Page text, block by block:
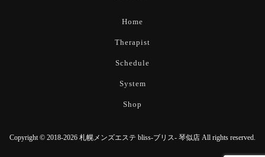
Home
Therapist
Schedule
System
Shop
Copyright © 2018-2026 札幌メンズエステ bliss-ブリス- 琴似店 All rights reserved.